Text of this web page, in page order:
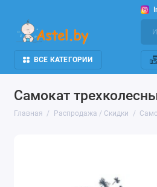
ВСЕ КАТЕГОРИИ
Самокат
Главная Распродажа / Скидки